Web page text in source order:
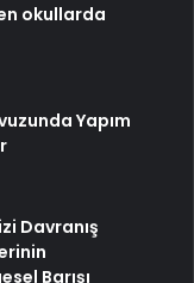
okullarda
Yapım
Davranış
Barışı